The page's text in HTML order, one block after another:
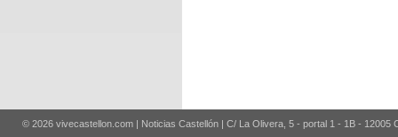
© 2026 vivecastellon.com | Noticias Castellón | C/ La Olivera, 5 - portal 1 - 1B - 12005